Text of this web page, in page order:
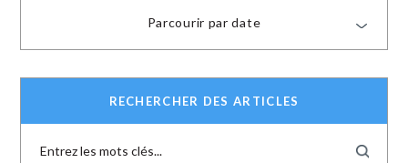
Parcourir par date
RECHERCHER DES ARTICLES